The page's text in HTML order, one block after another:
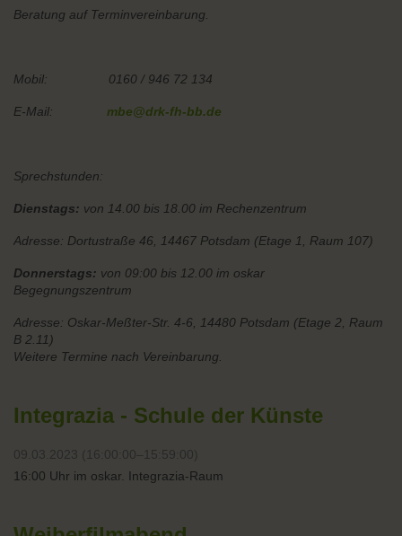
Beratung auf Terminvereinbarung.
Mobil: 0160 / 946 72 134
E-Mail: mbe@drk-fh-bb.de
Sprechstunden:
Dienstags: von 14.00 bis 18.00 im Rechenzentrum
Adresse: Dortustraße 46, 14467 Potsdam (Etage 1, Raum 107)
Donnerstags: von 09:00 bis 12.00 im oskar
Begegnungszentrum
Adresse: Oskar-Meßter-Str. 4-6, 14480 Potsdam (Etage 2, Raum
B 2.11)
Weitere Termine nach Vereinbarung.
Integrazia - Schule der Künste
09.03.2023 (16:00:00–15:59:00)
16:00 Uhr im oskar. Integrazia-Raum